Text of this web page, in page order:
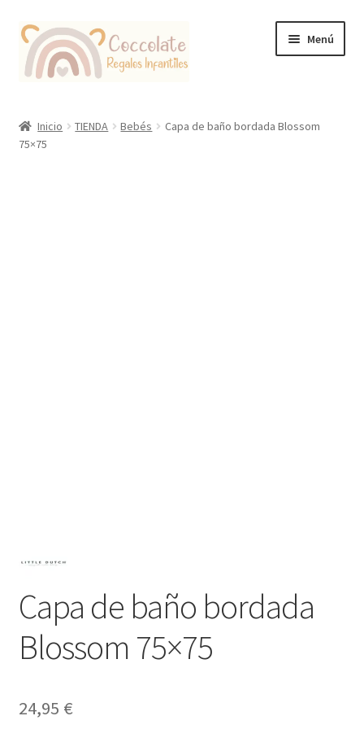
Ir
la
Ir
contenido
Menú
Coccolate Puericultura y Juguetería Educativa
Inicio TIENDA Bebés
Capa de baño bordada Blossom
75×75
Capa de baño bordada
Blossom 75×75
24,95 €